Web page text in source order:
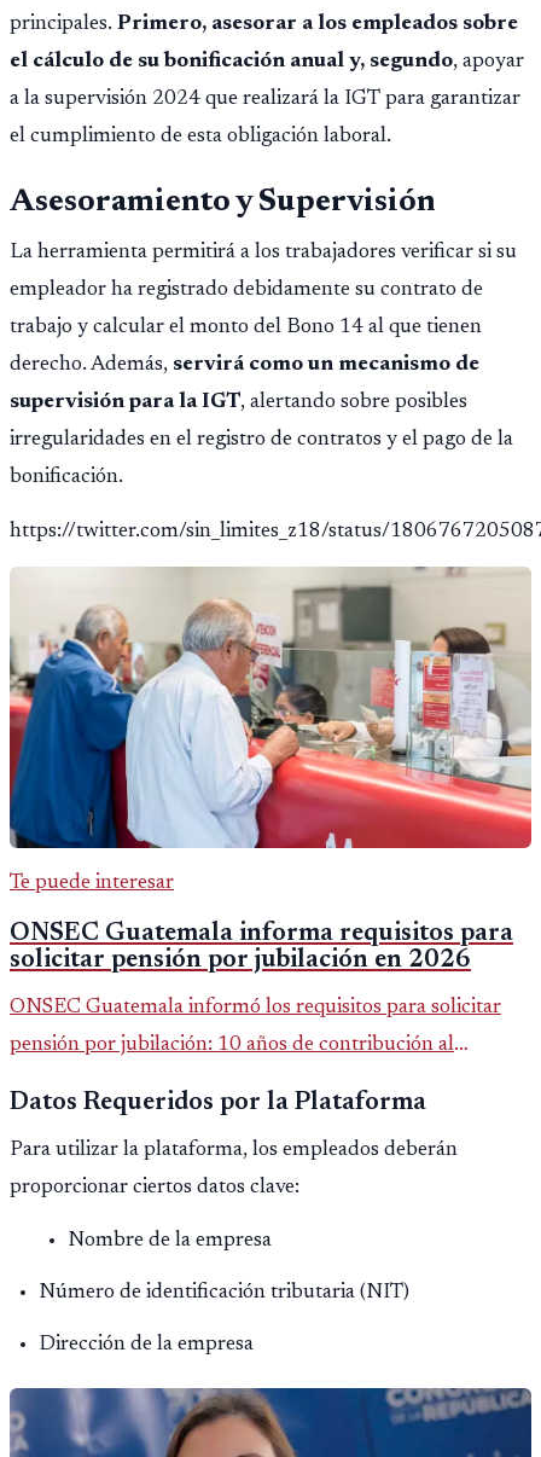
principales. Primero, asesorar a los empleados sobre
el cálculo de su bonificación anual y, segundo, apoyar
a la supervisión 2024 que realizará la IGT para garantizar
el cumplimiento de esta obligación laboral.
Asesoramiento y Supervisión
La herramienta permitirá a los trabajadores verificar si su
empleador ha registrado debidamente su contrato de
trabajo y calcular el monto del Bono 14 al que tienen
derecho. Además, servirá como un mecanismo de
supervisión para la IGT, alertando sobre posibles
irregularidades en el registro de contratos y el pago de la
bonificación.
https://twitter.com/sin_limites_z18/status/
Te puede interesar
ONSEC Guatemala informa requisitos para
solicitar pensión por jubilación en 2026
ONSEC Guatemala informó los requisitos para solicitar
pensión por jubilación: 10 años de contribución al
importar edad.
Datos Requeridos por la Plataforma
Para utilizar la plataforma, los empleados deberán
proporcionar ciertos datos clave:
Nombre de la empresa
Número de identificación tributaria (NIT)
Dirección de la empresa